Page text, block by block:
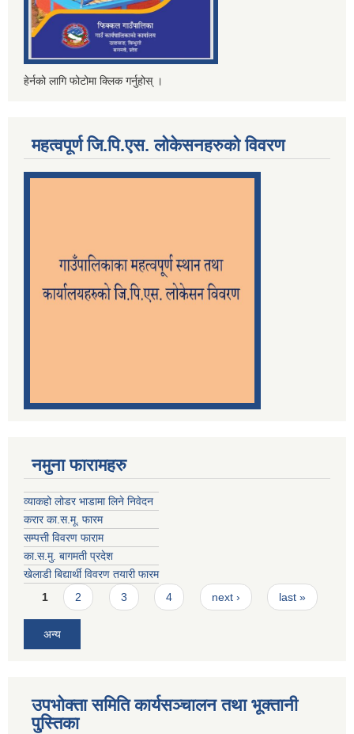
हेर्नको लागि फोटोमा क्लिक गर्नुहोस् ।
महत्वपूर्ण जि.पि.एस. लोकेसनहरुको विवरण
नमुना फारामहरु
व्याकहो लोडर भाडामा लिने निवेदन
करार का.स.मू. फारम
सम्पत्ती विवरण फाराम
का.स.मु. बागमती प्रदेश
खेलाडी बिद्यार्थी विवरण तयारी फारम
Pages
1 2 3 4 next › last »
अन्य
उपभोक्ता समिति कार्यसञ्चालन तथा भूक्तानी
पु्स्तिका